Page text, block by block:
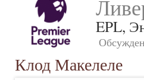
EPL,
Клод Макелеле